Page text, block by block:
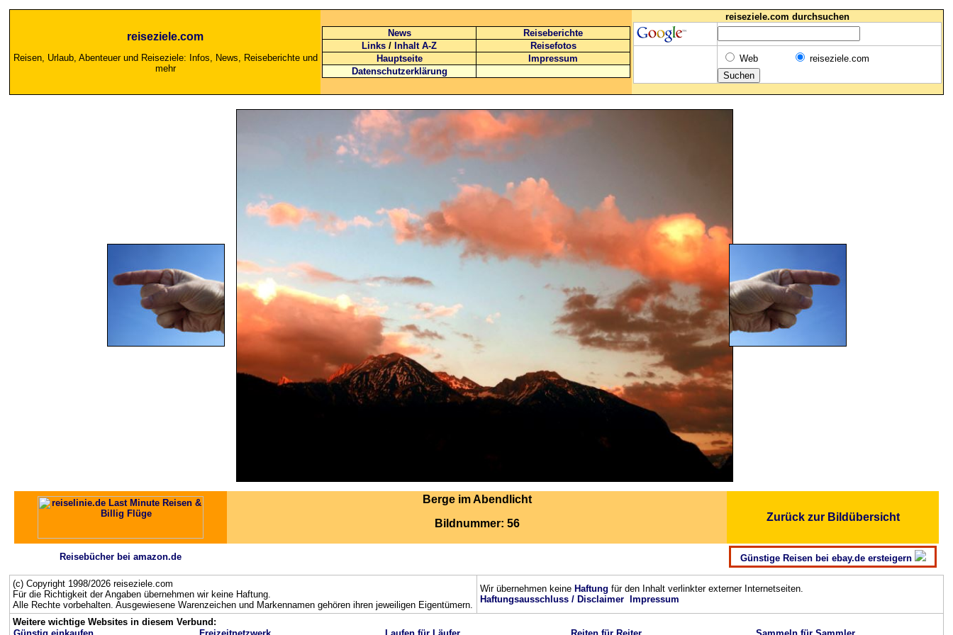
reiseziele.com
Reisen, Urlaub, Abenteuer und Reiseziele: Infos, News, Reiseberichte und
mehr
News
Reiseberichte
Links / Inhalt A-Z
Reisefotos
Hauptseite
Impressum
Datenschutzerklärung
reiseziele.com durchsuchen
Web reiseziele.com
Berge im Abendlicht
Bildnummer: 56
Zurück zur Bildübersicht
Reisebücher bei amazon.de Günstige Reisen bei ebay.de ersteigern
(c) Copyright 1998/2026 reiseziele.com
Für die Richtigkeit der Angaben übernehmen wir keine Haftung.
Alle Rechte vorbehalten. Ausgewiesene Warenzeichen und Markennamen gehören ihren jeweiligen Eigentümern.
Wir übernehmen keine Haftung für den Inhalt verlinkter externer Internetseiten.
Haftungsausschluss / Disclaimer
Impressum
Weitere wichtige Websites in diesem Verbund: